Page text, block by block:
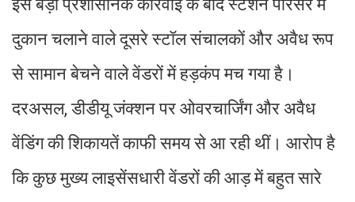
इस बड़ी प्रशासनिक कार्रवाई के बाद स्टेशन परिसर में
दुकान चलाने वाले दूसरे स्टॉल संचालकों और अवैध रूप
से सामान बेचने वाले वेंडरों में हड़कंप मच गया है।
दरअसल, डीडीयू जंक्शन पर ओवरचार्जिंग और अवैध
वेंडिंग की शिकायतें काफी समय से आ रही थीं। आरोप है
कि कुछ मुख्य लाइसेंसधारी वेंडरों की आड़ में बहुत सारे